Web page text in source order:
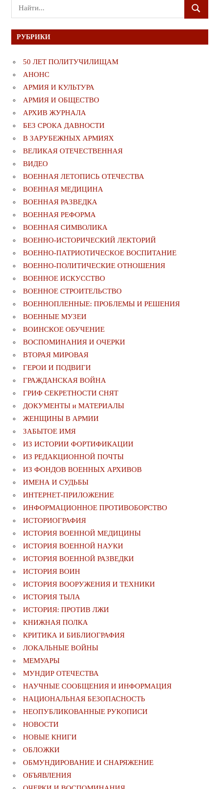
Поиск
для:
ПОИСК
РУБРИКИ
50 ЛЕТ ПОЛИТУЧИЛИЩАМ
АНОНС
АРМИЯ И КУЛЬТУРА
АРМИЯ И ОБЩЕСТВО
АРХИВ ЖУРНАЛА
БЕЗ СРОКА ДАВНОСТИ
В ЗАРУБЕЖНЫХ АРМИЯХ
ВЕЛИКАЯ ОТЕЧЕСТВЕННАЯ
ВИДЕО
ВОЕННАЯ ЛЕТОПИСЬ ОТЕЧЕСТВА
ВОЕННАЯ МЕДИЦИНА
ВОЕННАЯ РАЗВЕДКА
ВОЕННАЯ РЕФОРМА
ВОЕННАЯ СИМВОЛИКА
ВОЕННО-ИСТОРИЧЕСКИЙ ЛЕКТОРИЙ
ВОЕННО-ПАТРИОТИЧЕСКОЕ ВОСПИТАНИЕ
ВОЕННО-ПОЛИТИЧЕСКИE ОТНОШЕНИЯ
ВОЕННОЕ ИСКУССТВО
ВОЕННОЕ СТРОИТЕЛЬСТВО
ВОЕННОПЛЕННЫЕ: ПРОБЛЕМЫ И РЕШЕНИЯ
ВОЕННЫЕ МУЗЕИ
ВОИНСКОЕ ОБУЧЕНИЕ
ВОСПОМИНАНИЯ И ОЧЕРКИ
ВТОРАЯ МИРОВАЯ
ГЕРОИ И ПОДВИГИ
ГРАЖДАНСКАЯ ВОЙНА
ГРИФ СЕКРЕТНОСТИ СНЯТ
ДОКУМЕНТЫ и МАТЕРИАЛЫ
ЖЕНЩИНЫ В АРМИИ
ЗАБЫТОЕ ИМЯ
ИЗ ИСТОРИИ ФОРТИФИКАЦИИ
ИЗ РЕДАКЦИОННОЙ ПОЧТЫ
ИЗ ФОНДОВ ВОЕННЫХ АРХИВОВ
ИМЕНА И СУДЬБЫ
ИНТЕРНЕТ-ПРИЛОЖЕНИЕ
ИНФОРМАЦИОННОЕ ПРОТИВОБОРСТВО
ИСТОРИОГРАФИЯ
ИСТОРИЯ ВОЕННОЙ МЕДИЦИНЫ
ИСТОРИЯ ВОЕННОЙ НАУКИ
ИСТОРИЯ ВОЕННОЙ РАЗВЕДКИ
ИСТОРИЯ ВОИН
ИСТОРИЯ ВООРУЖЕНИЯ И ТЕХНИКИ
ИСТОРИЯ ТЫЛА
ИСТОРИЯ: ПРОТИВ ЛЖИ
КНИЖНАЯ ПОЛКА
КРИТИКА И БИБЛИОГРАФИЯ
ЛОКАЛЬНЫЕ ВОЙНЫ
МЕМУАРЫ
МУНДИР ОТЕЧЕСТВА
НАУЧНЫЕ СООБЩЕНИЯ И ИНФОРМАЦИЯ
НАЦИОНАЛЬНАЯ БЕЗОПАСНОСТЬ
НЕОПУБЛИКОВАННЫЕ РУКОПИСИ
НОВОСТИ
НОВЫЕ КНИГИ
ОБЛОЖКИ
ОБМУНДИРОВАНИЕ И СНАРЯЖЕНИЕ
ОБЪЯВЛЕНИЯ